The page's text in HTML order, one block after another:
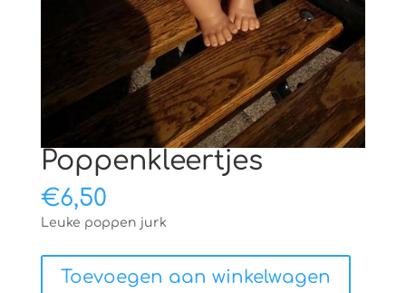
Poppenkleertjes
€6,50
Leuke poppen jurk
aantal
Toevoegen aan winkelwagen